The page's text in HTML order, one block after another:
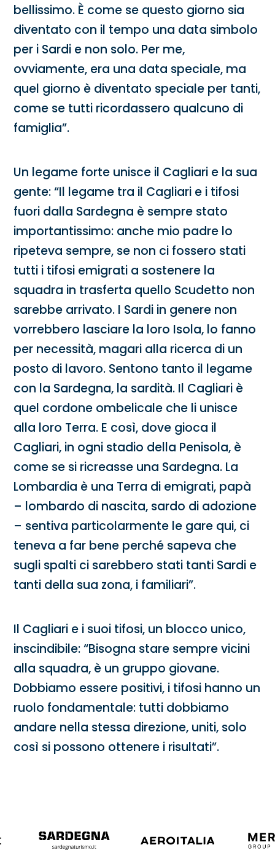
bellissimo. È come se questo giorno sia
diventato con il tempo una data simbolo
per i Sardi e non solo. Per me,
ovviamente, era una data speciale, ma
quel giorno è diventato speciale per tanti,
come se tutti ricordassero qualcuno di
famiglia”.
Un legame forte unisce il Cagliari e la sua
gente: “Il legame tra il Cagliari e i tifosi
fuori dalla Sardegna è sempre stato
importantissimo: anche mio padre lo
ripeteva sempre, se non ci fossero stati
tutti i tifosi emigrati a sostenere la
squadra in trasferta quello Scudetto non
sarebbe arrivato. I Sardi in genere non
vorrebbero lasciare la loro Isola, lo fanno
per necessità, magari alla ricerca di un
posto di lavoro. Sentono tanto il legame
con la Sardegna, la sardità. Il Cagliari è
quel cordone ombelicale che li unisce
alla loro Terra. E così, dove gioca il
Cagliari, in ogni stadio della Penisola, è
come se si ricreasse una Sardegna. La
Lombardia è una Terra di emigrati, papà
– lombardo di nascita, sardo di adozione
– sentiva particolarmente le gare qui, ci
teneva a far bene perché sapeva che
sugli spalti ci sarebbero stati tanti Sardi e
tanti della sua zona, i familiari”.
Il Cagliari e i suoi tifosi, un blocco unico,
inscindibile: “Bisogna stare sempre vicini
alla squadra, è un gruppo giovane.
Dobbiamo essere positivi, i tifosi hanno un
ruolo fondamentale: tutti dobbiamo
andare nella stessa direzione, uniti, solo
così si possono ottenere i risultati”.